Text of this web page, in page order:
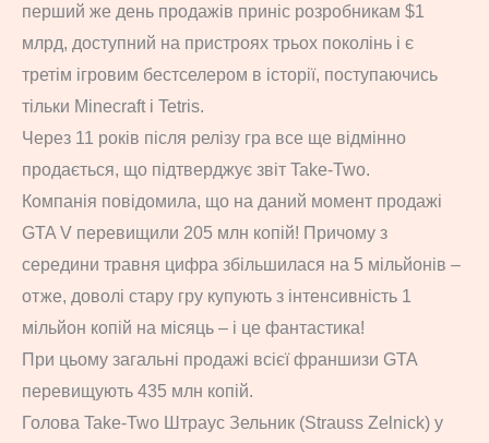
перший же день продажів приніс розробникам $1
млрд, доступний на пристроях трьох поколінь і є
третім ігровим бестселером в історії, поступаючись
тільки Minecraft і Tetris.
Через 11 років після релізу гра все ще відмінно
продається, що підтверджує звіт Take-Two.
Компанія повідомила, що на даний момент продажі
GTA V перевищили 205 млн копій! Причому з
середини травня цифра збільшилася на 5 мільйонів –
отже, доволі стару гру купують з інтенсивність 1
мільйон копій на місяць – і це фантастика!
При цьому загальні продажі всієї франшизи GTA
перевищують 435 млн копій.
Голова Take-Two Штраус Зельник (Strauss Zelnick) у